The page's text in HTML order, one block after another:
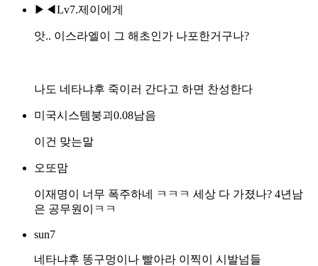
▶◀Lv7.제이에게
앗.. 이스라엘이 그 해초인가 나포한거구나?
나도 네타냐후 죽이러 간다고 하면 찬성한다
미국시스템붕괴0.08남음
이건 맞는말
오또맘
이재명이 너무 폭주하네 ㅋㅋㅋ 세상 다 가졌나? 4년남
은 공무원이ㅋㅋ
sun7
네타냐후 똥구멍이나 빨아라 이찍이 시발넘들